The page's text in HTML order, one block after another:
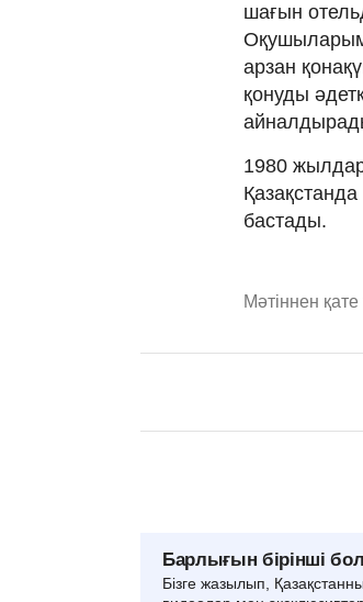
шағын
арзан
қонуды
1980
бастады.
Мәтіннен
Барлығын бірінші
Бізге жазылып,